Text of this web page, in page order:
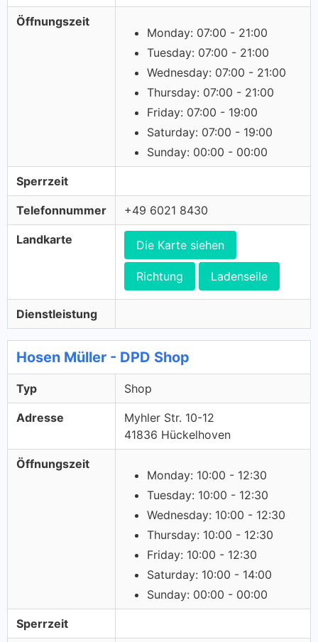
Öffnungszeit
Monday: 07:00 - 21:00
Tuesday: 07:00 - 21:00
Wednesday: 07:00 - 21:00
Thursday: 07:00 - 21:00
Friday: 07:00 - 19:00
Saturday: 07:00 - 19:00
Sunday: 00:00 - 00:00
Sperrzeit
Telefonnummer +49 6021 8430
Landkarte Die Karte siehen
Richtung Ladenseile
Dienstleistung
Hosen Müller - DPD Shop
Typ Shop
Adresse
Myhler Str. 10-12
41836 Hückelhoven
Öffnungszeit
Monday: 10:00 - 12:30
Tuesday: 10:00 - 12:30
Wednesday: 10:00 - 12:30
Thursday: 10:00 - 12:30
Friday: 10:00 - 12:30
Saturday: 10:00 - 14:00
Sunday: 00:00 - 00:00
Sperrzeit